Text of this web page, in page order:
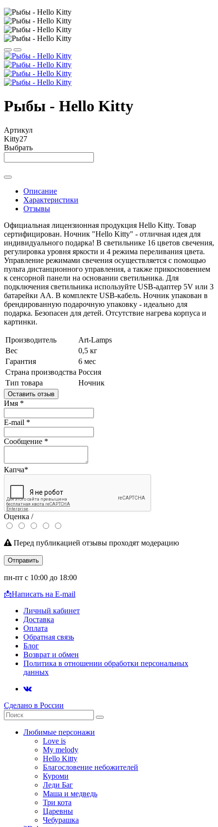
Рыбы - Hello Kitty
Артикул
Kitty27
Выбрать
Описание
Характеристики
Отзывы
Официальная лицензионная продукция Hello Kitty. Товар
сертифицирован. Ночник "Hello Kitty" - отличная идея для
индивидуального подарка! В светильнике 16 цветов свечения,
регулировка уровня яркости и 4 режима переливания цвета.
Управление режимами свечения осуществляется с помощью
пульта дистанционного управления, а также прикосновением
к сенсорной панели на основании светильника. Для
подключения светильника используйте USB-адаптер 5V или 3
батарейки АА. В комплекте USB-кабель. Ночник упакован в
брендированную подарочную упаковку - идеально для
подарка. Безопасен для детей. Отсутствие нагрева корпуса и
картинки.
Производитель
Art-Lamps
Вес
0,5 кг
Гарантия
6 мес
Страна производства Россия
Тип товара
Ночник
Оставить отзыв
Имя *
E-mail *
Сообщение *
Капча*
Оценка /
Перед публикацией отзывы проходят модерацию
Отправить
пн-пт с 10:00 до 18:00
📩Написать на E-mail
Личный кабинет
Доставка
Оплата
Обратная связь
Блог
Возврат и обмен
Политика в отношении обработки персональных
данных
Сделано в России
Любимые персонажи
Love is
My melody
Hello Kitty
Благословение небожителей
Куроми
Леди Баг
Маша и медведь
Три кота
Царевны
Чебурашка